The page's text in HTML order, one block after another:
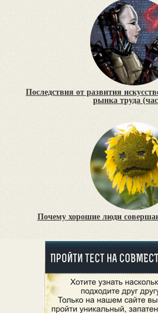
Последствия от развития
рынка труда
Почему хорошие люди